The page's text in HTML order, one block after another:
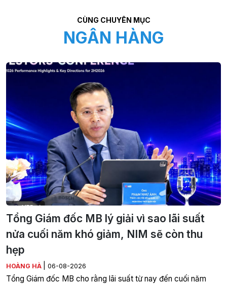
CÙNG CHUYÊN MỤC
NGÂN HÀNG
Tổng Giám đốc MB lý giải vì sao lãi suất
nửa cuối năm khó giảm, NIM sẽ còn thu
hẹp
HOÀNG HÀ 06-08-2026
Tổng Giám đốc MB cho rằng lãi suất từ nay đến cuối năm